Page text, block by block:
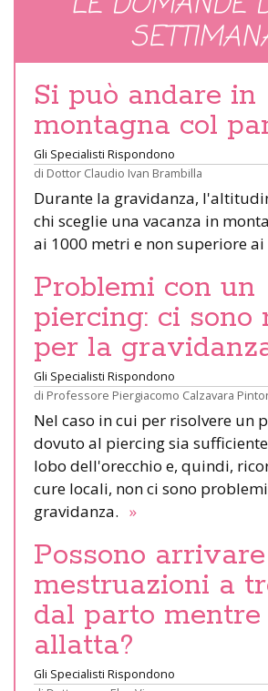
Si può andare in
montagna col
Gli Specialisti Rispondono
di Dottor Claudio Ivan Brambilla
Durante la gravidanza,
chi sceglie una vacanza in
ai 1000 metri e non superiore ai
Problemi con un
piercing: ci sono
per la
Gli Specialisti Rispondono
di Professore Piergiacomo Calzavara
Nel caso in cui per risolvere un
dovuto al piercing sia
lobo dell'orecchio e, quindi,
cure locali, non ci sono
gravidanza. »
Possono
mestruazioni a
dal parto mentre
allatta?
Gli Specialisti Rispondono